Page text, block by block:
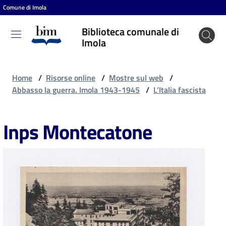
Vai al contenuto
Vai alla navigazione
Vai al footer
Comune di Imola
Biblioteca comunale di
Imola
Biblioteca
comunale
puoi
Scopri
Home / Risorse online / Mostre sul web /
Abbasso la guerra. Imola 1943-1945 / L’Italia fascista
Inps Montecatone